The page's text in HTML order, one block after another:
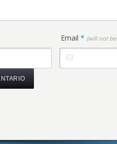
Email * (will not